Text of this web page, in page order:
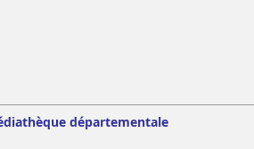
départementale